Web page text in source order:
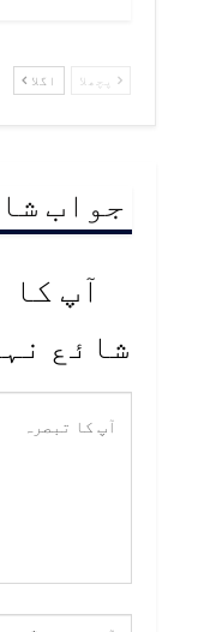
پچھلا اگلا
جواب
آپ
شائع